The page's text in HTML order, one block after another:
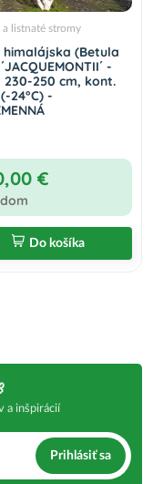
a listnaté stromy
himalájska (Betula
-
230-250 cm, kont.
(-24°C) -
€
Do košíka
a inšpirácií
Prihlásiť sa